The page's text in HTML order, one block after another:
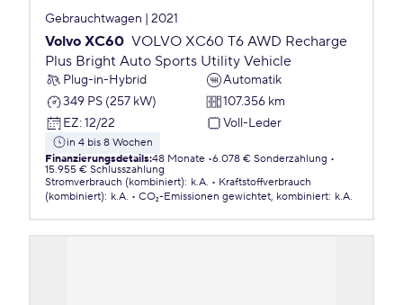
Gebrauchtwagen | 2021
Volvo XC60 VOLVO XC60 T6 AWD Recharge
Plus Bright Auto Sports Utility Vehicle
Plug-in-Hybrid
Automatik
349 PS (257 kW)
107.356 km
EZ: 12/22 Voll-Leder
in 4 bis 8 Wochen
Finanzierungsdetails:48 Monate 6.078 € Sonderzahlung
15.955 € Schlusszahlung
Stromverbrauch (kombiniert): k.A.
Kraftstoffverbrauch
(kombiniert): k.A. CO₂-Emissionen gewichtet, kombiniert: k.A.